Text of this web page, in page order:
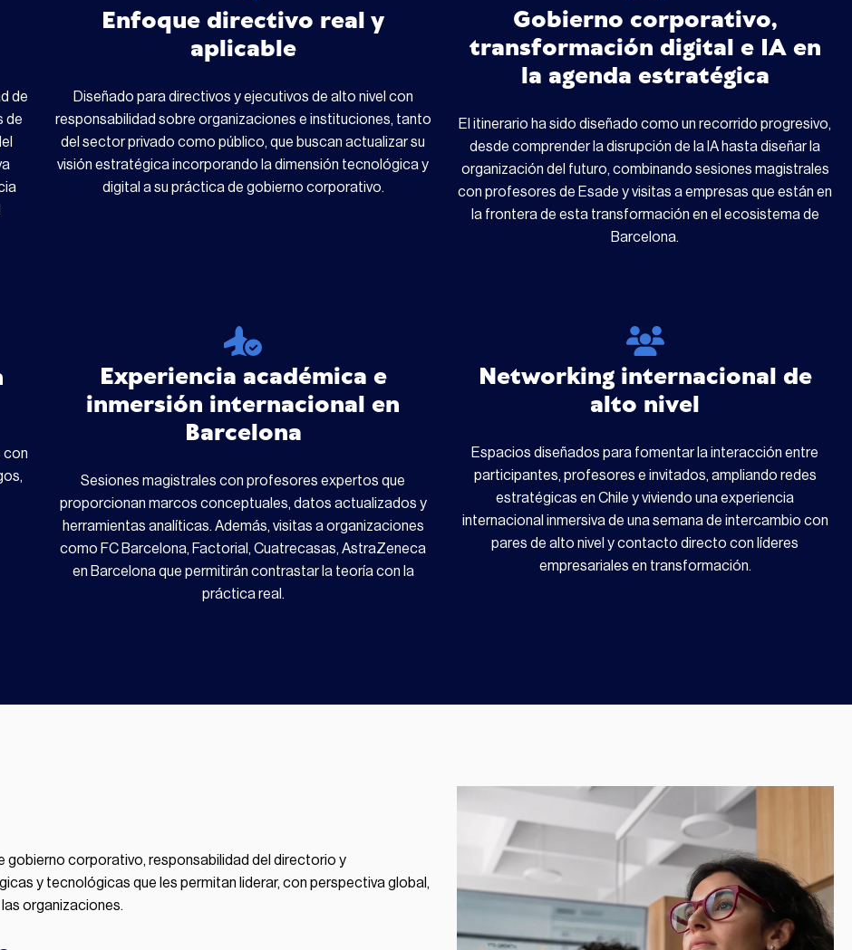
de
de
Enfoque directivo real y
aplicable
Diseñado para directivos y ejecutivos de alto nivel con
responsabilidad sobre organizaciones e instituciones, tanto
del sector privado como público, que buscan actualizar su
visión estratégica incorporando la dimensión tecnológica y
digital a su práctica de gobierno corporativo.
Gobierno corporativo,
transformación digital e IA en
la agenda estratégica
El itinerario ha sido diseñado como un recorrido progresivo,
desde comprender la disrupción de la IA hasta diseñar la
organización del futuro, combinando sesiones magistrales
con profesores de Esade y visitas a empresas que están en
la frontera de esta transformación en el ecosistema de
Barcelona.
con
Experiencia académica e
inmersión internacional en
Barcelona
Sesiones magistrales con profesores expertos que
proporcionan marcos conceptuales, datos actualizados y
herramientas analíticas. Además, visitas a organizaciones
como FC Barcelona, Factorial, Cuatrecasas, AstraZeneca
en Barcelona que permitirán contrastar la teoría con la
práctica real.
Networking internacional de
alto nivel
Espacios diseñados para fomentar la interacción entre
participantes, profesores e invitados, ampliando redes
estratégicas en Chile y viviendo una experiencia
internacional inmersiva de una semana de intercambio con
pares de alto nivel y contacto directo con líderes
empresariales en transformación.
gobierno corporativo, responsabilidad del directorio y
y tecnológicas que les permitan liderar, con perspectiva global,
organizaciones.